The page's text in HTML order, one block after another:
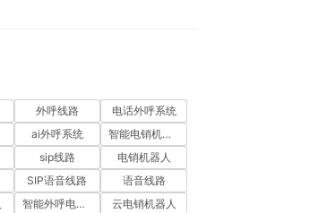
外呼线路
电话外呼系统
ai外呼系统
智能电销机器人
sip线路
电销机器人
SIP语音线路
语音线路
智能外呼电销机器人
云电销机器人